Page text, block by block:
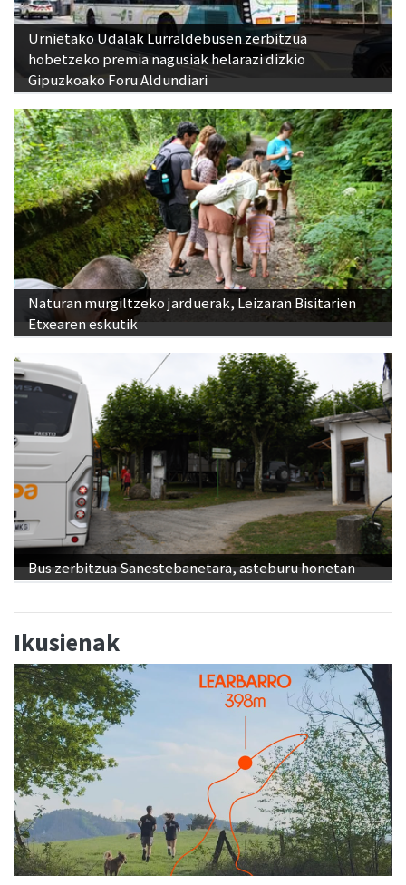
Urnietako Udalak Lurraldebusen zerbitzua
hobetzeko premia nagusiak helarazi dizkio
Gipuzkoako Foru Aldundiari
Naturan murgiltzeko jarduerak, Leizaran Bisitarien
Etxearen eskutik
Bus zerbitzua Sanestebanetara, asteburu honetan
Ikusienak